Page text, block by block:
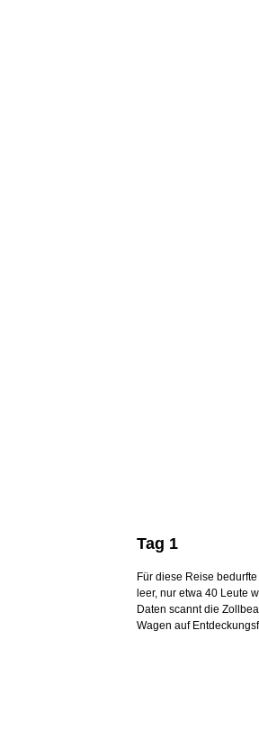
Tag 1
Für diese Reise
leer, nur etwa 40 Leute
Daten scannt die
Wagen auf